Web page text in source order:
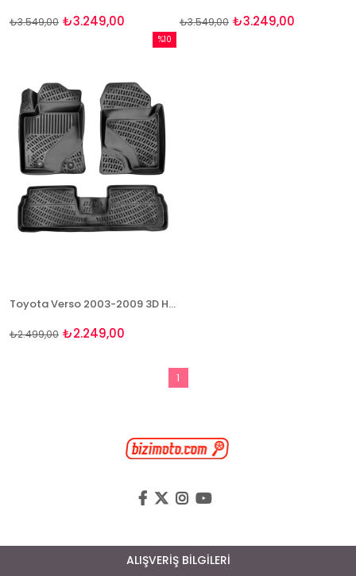
₺3.249,00
₺3.549,00 ₺3.249,00
₺3.549,00
Toyota Verso 2003-2009 3D Havuzlu Paspas Takımı Bizymo
₺2.249,00
₺2.499,00
%10
1
ALIŞVERİŞ BİLGİLERİ